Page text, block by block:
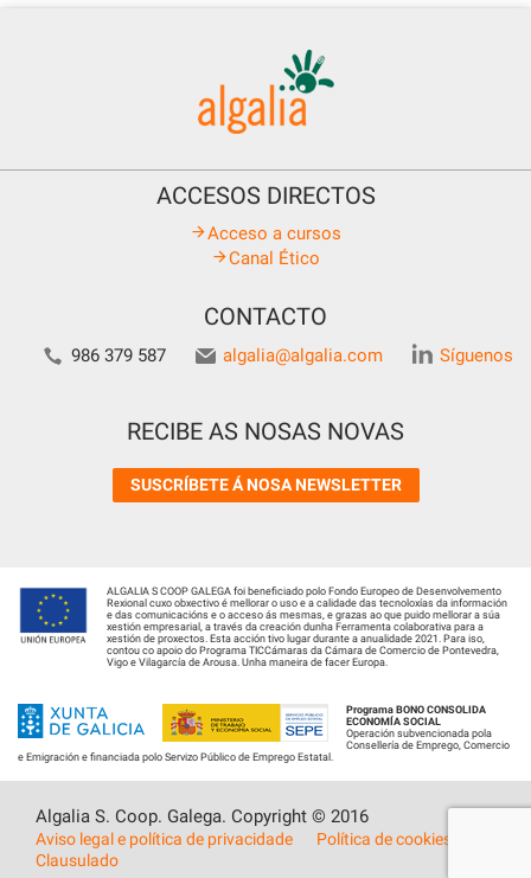
ACCESOS DIRECTOS
Acceso a cursos
Canal Ético
CONTACTO
986 379 587 algalia@algalia.com Síguenos
RECIBE AS NOSAS NOVAS
SUSCRÍBETE Á NOSA NEWSLETTER
ALGALIA S COOP GALEGA foi beneficiado polo Fondo Europeo de Desenvolvemento
Rexional cuxo obxectivo é mellorar o uso e a calidade das tecnoloxías da información
e das comunicacións e o acceso ás mesmas, e grazas ao que puido mellorar a súa
xestión empresarial, a través da creación dunha Ferramenta colaborativa para a
xestión de proxectos. Esta acción tivo lugar durante a anualidade 2021. Para iso,
contou co apoio do Programa TICCámaras da Cámara de Comercio de Pontevedra,
Vigo e Vilagarcía de Arousa. Unha maneira de facer Europa.
Programa BONO CONSOLIDA
ECONOMÍA SOCIAL
Operación subvencionada pola
Consellería de Emprego, Comercio
e Emigración e financiada polo Servizo Público de Emprego Estatal.
Algalia S. Coop. Galega. Copyright © 2016
Aviso legal e política de privacidade
Política de cookies
Clausulado